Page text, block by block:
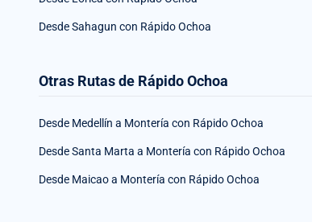
Desde Sahagun con Rápido Ochoa
Otras Rutas de Rápido Ochoa
Desde Medellín a Montería con Rápido Ochoa
Desde Santa Marta a Montería con Rápido Ochoa
Desde Maicao a Montería con Rápido Ochoa